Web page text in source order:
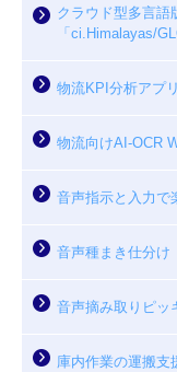
クラウド型多言語
「ci.Himalayas/
物流KPI分析アプ
物流向けAI-OCR
音声指示と入力で
音声種まき仕分け
音声摘み取りピッ
庫内作業の運搬支